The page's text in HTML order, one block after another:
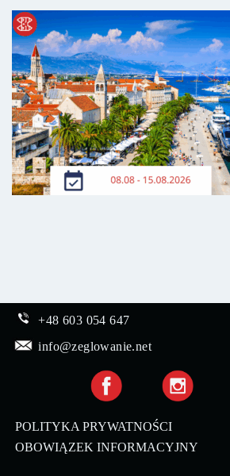
+48 603 054 647
info@zeglowanie.net
POLITYKA PRYWATNOŚCI
OBOWIĄZEK INFORMACYJNY